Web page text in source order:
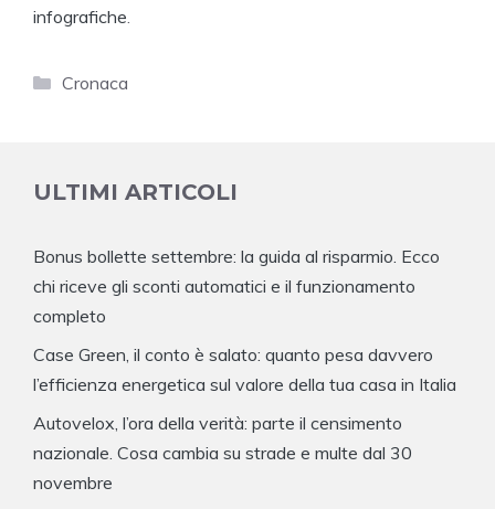
infografiche.
Categorie
Cronaca
ULTIMI ARTICOLI
Bonus bollette settembre: la guida al risparmio. Ecco
chi riceve gli sconti automatici e il funzionamento
completo
Case Green, il conto è salato: quanto pesa davvero
l’efficienza energetica sul valore della tua casa in Italia
Autovelox, l’ora della verità: parte il censimento
nazionale. Cosa cambia su strade e multe dal 30
novembre